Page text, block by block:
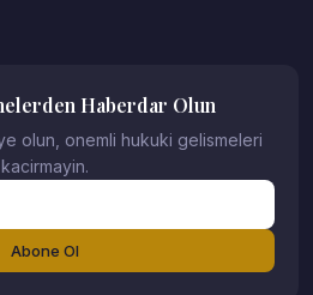
Haberdar Olun
olun, onemli hukuki gelismeleri
kacirmayin.
Abone Ol